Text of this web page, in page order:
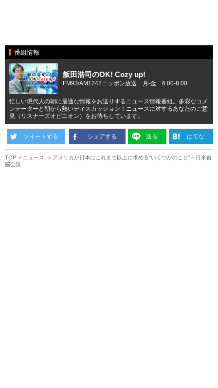
番組情報
飯田浩司のOK! Cozy up!
FM93/AM1242ニッポン放送 月-金 6:00-8:00
忙しい現代人の朝に最適な情報をお送りするニュース情報番組。多彩なコメ
ンテーターと朝から熱いディスカッション！ニュースに対するあなたのご意
見（リスナーズオピニオン）をお待ちしています。
ツイートする シェアする 送る はてな
TOP ニュース
アメリカが日本にこれまで以上に求める“いくつかのこと”～日米首
脳会談